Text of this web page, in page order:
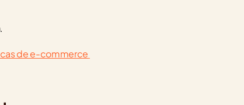
de e-commerce